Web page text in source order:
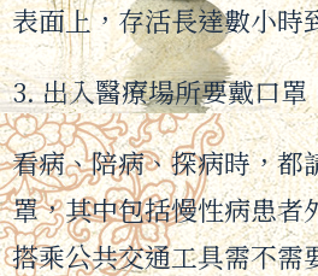
表面上，存活長達數小時
3. 出入醫療場所要戴口罩
看病、陪病、探病時，都
罩，其中包括慢性病患者
搭乘公共交通工具需不需